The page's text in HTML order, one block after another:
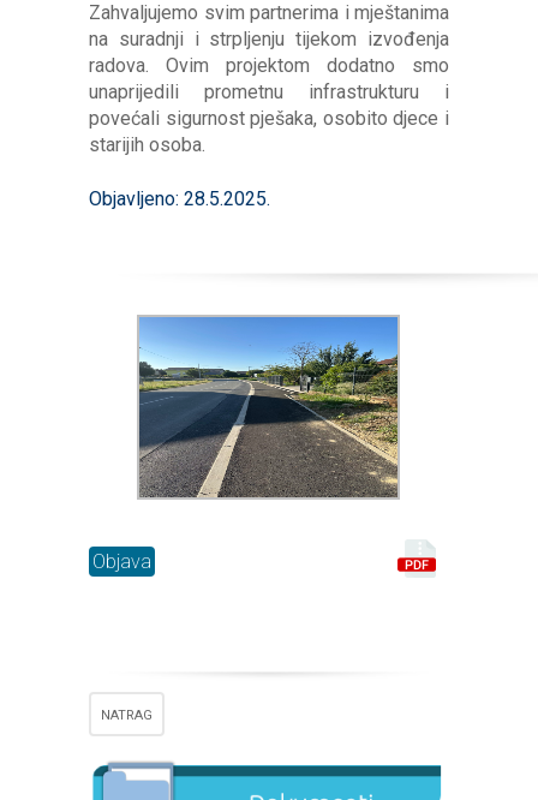
Zahvaljujemo svim partnerima i mještanima
na suradnji i strpljenju tijekom izvođenja
radova. Ovim projektom dodatno smo
unaprijedili prometnu infrastrukturu i
povećali sigurnost pješaka, osobito djece i
starijih osoba.
Objavljeno: 28.5.2025.
Objava
NATRAG